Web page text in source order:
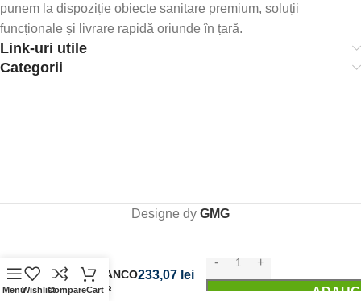
punem la dispoziție obiecte sanitare premium, soluții
funcționale și livrare rapidă oriunde în țară.
Link-uri utile
Categorii
Designe dy GMG
MONTEBIANCO
20 CM ALB
233,07 lei
MenuWishlistCompareCart